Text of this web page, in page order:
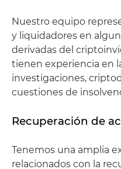
Nuestro equipo
y liquidadores en
derivadas del
tienen experiencia en
investigaciones,
cuestiones de
Recuperación de
Tenemos una amplia
relacionados con la